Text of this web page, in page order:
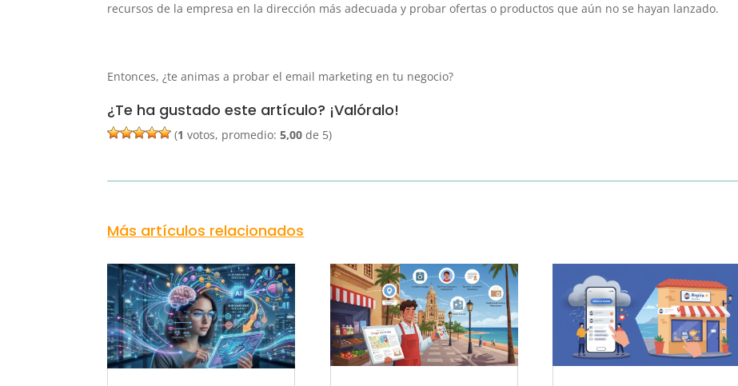
recursos de la empresa en la dirección más adecuada y probar ofertas o productos que aún no se hayan lanzado.
Entonces, ¿te animas a probar el email marketing en tu negocio?
¿Te ha gustado este artículo? ¡Valóralo!
(1 votos, promedio:5,00 de 5)
Más artículos relacionados